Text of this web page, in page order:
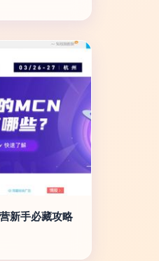
新手必藏攻略